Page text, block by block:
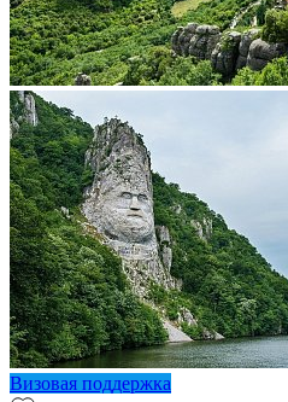
Визовая поддержка